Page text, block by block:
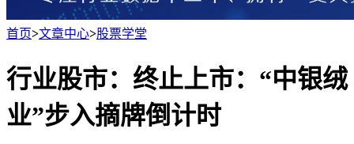
首页>文章中心>股票学堂
行业股市：终止上市：“中银绒
业”步入摘牌倒计时